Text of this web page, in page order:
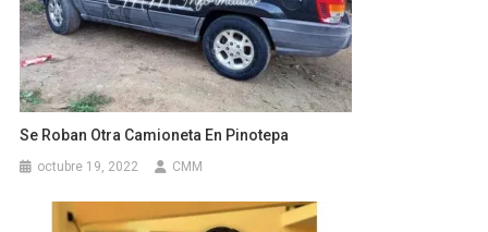
Se Roban Otra Camioneta En Pinotepa
octubre 19, 2022 CMM